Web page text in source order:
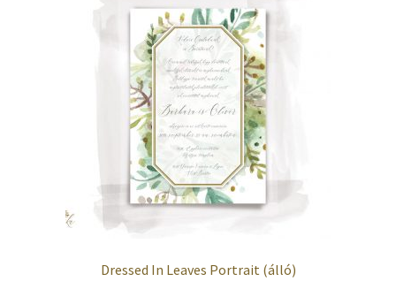
Dressed In Leaves Portrait (álló)